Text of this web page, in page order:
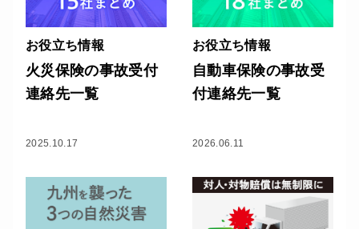
お役立ち情報
火災保険の事故受付
連絡先一覧
2025.10.17
お役立ち情報
自動車保険の事故受
付連絡先一覧
2026.06.11